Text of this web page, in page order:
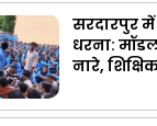
सरदारपुर में
धरना:
नारे,